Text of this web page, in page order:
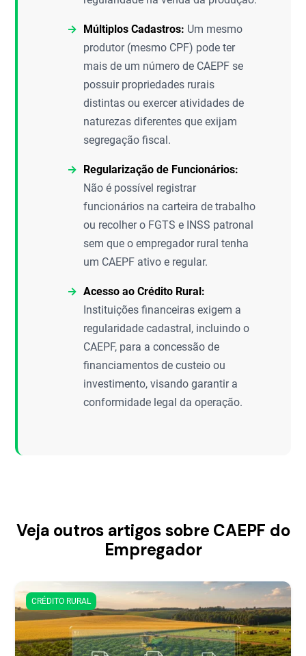
Múltiplos Cadastros: Um mesmo
produtor (mesmo CPF) pode ter
mais de um número de CAEPF se
possuir propriedades rurais
distintas ou exercer atividades de
naturezas diferentes que exijam
segregação fiscal.
Regularização de Funcionários:
Não é possível registrar
funcionários na carteira de trabalho
ou recolher o FGTS e INSS patronal
sem que o empregador rural tenha
um CAEPF ativo e regular.
Acesso ao Crédito Rural:
Instituições financeiras exigem a
regularidade cadastral, incluindo o
CAEPF, para a concessão de
financiamentos de custeio ou
investimento, visando garantir a
conformidade legal da operação.
Veja outros artigos sobre CAEPF do
Empregador
CRÉDITO RURAL